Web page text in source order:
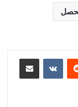
مشاركة عبر البريد